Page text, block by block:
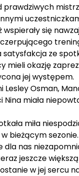
prawdziwych
się
ze
mieli okazję
jej występem.
Osman,
Nina miała
miła
bieżącym
dla nas
jeszcze
w jej sercu